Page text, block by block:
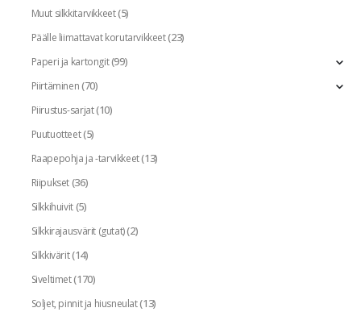
Muut silkkitarvikkeet(5)
Päälle liimattavat korutarvikkeet(23)
Paperi ja kartongit(99)
Piirtäminen(70)
Piirustus-sarjat(10)
Puutuotteet(5)
Raapepohja ja -tarvikkeet(13)
Riipukset(36)
Silkkihuivit(5)
Silkkirajausvärit (gutat)(2)
Silkkivärit(14)
Siveltimet(170)
Soljet, pinnit ja hiusneulat(13)